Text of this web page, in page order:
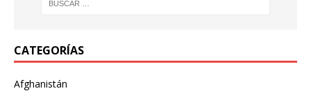
CATEGORÍAS
Afghanistán